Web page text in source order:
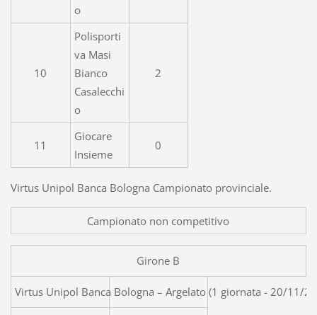
o
10
Polisporti
va Masi
Bianco
Casalecchi
o
2
11
Giocare
Insieme
0
Virtus Unipol Banca Bologna Campionato provinciale.
Campionato non competitivo
Girone B
Virtus Unipol Banca Bologna –